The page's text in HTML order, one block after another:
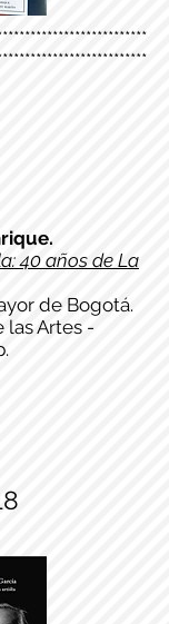
40 años de La
de Bogotá.
las Artes -